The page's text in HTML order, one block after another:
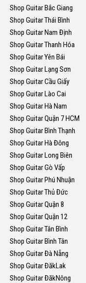
Shop Guitar Bắc Giang
Shop Guitar Thái Bình
Shop Guitar Nam Định
Shop Guitar Thanh Hóa
Shop Guitar Yên Bái
Shop Guitar Lạng Sơn
Shop Guitar Cầu Giấy
Shop Guitar Lào Cai
Shop Guitar Hà Nam
Shop Guitar Quận 7 HCM
Shop Guitar Bình Thạnh
Shop Guitar Hà Đông
Shop Guitar Long Biên
Shop Guitar Gò Vấp
Shop Guitar Phú Nhuận
Shop Guitar Thủ Đức
Shop Guitar Quận 8
Shop Guitar Quận 12
Shop Guitar Tân Bình
Shop Guitar Bình Tân
Shop Guitar Đà Nẵng
Shop Guitar ĐăkLak
Shop Guitar ĐăkNông